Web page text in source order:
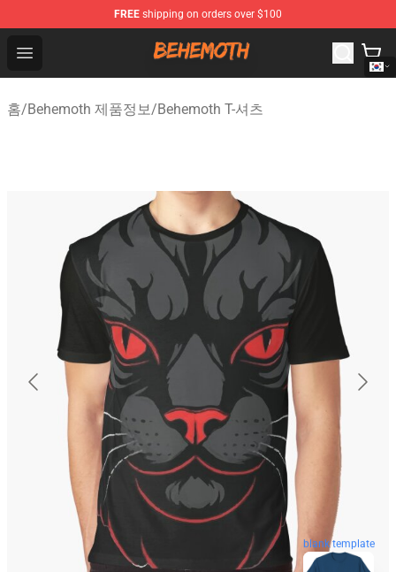
FREE shipping on orders over $100
Open menu
Behemoth Store - Official Behemoth Merchandise Shop
홈/Behemoth 제품정보/Behemoth T-셔츠
blank template